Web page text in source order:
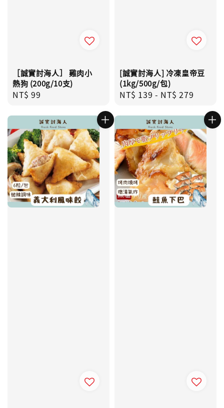
［誠實討海人］ 雞肉小
熱狗 (200g/10支)
Regular
NT$ 99
[誠實討海人] 冷凍皇帝豆
(1kg/500g/包)
Regular
NT$ 139 - NT$ 279